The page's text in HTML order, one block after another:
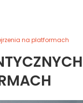
na platformach